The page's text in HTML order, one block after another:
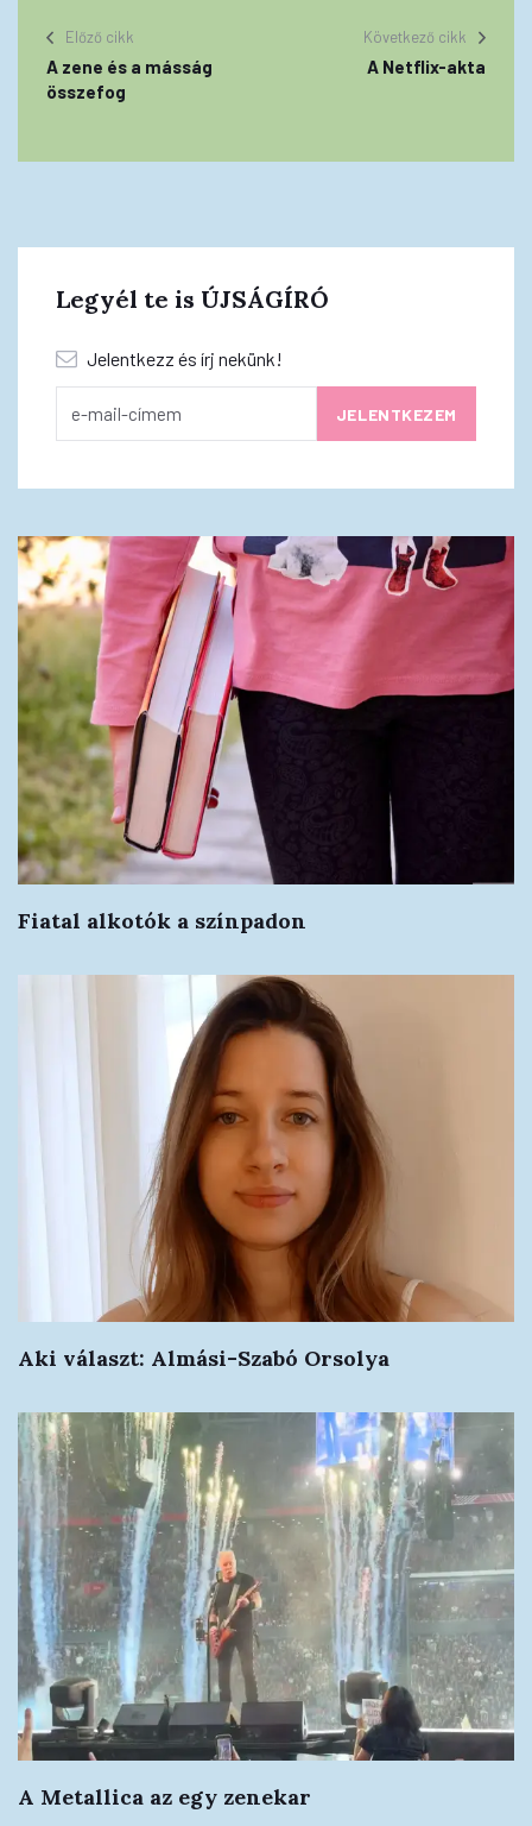
Előző cikk
A zene és a másság
összefog
Következő cikk
A Netflix-akta
Legyél te is ÚJSÁGÍRÓ
Jelentkezz és írj nekünk!
Fiatal alkotók a színpadon
Aki választ: Almási-Szabó Orsolya
A Metallica az egy zenekar